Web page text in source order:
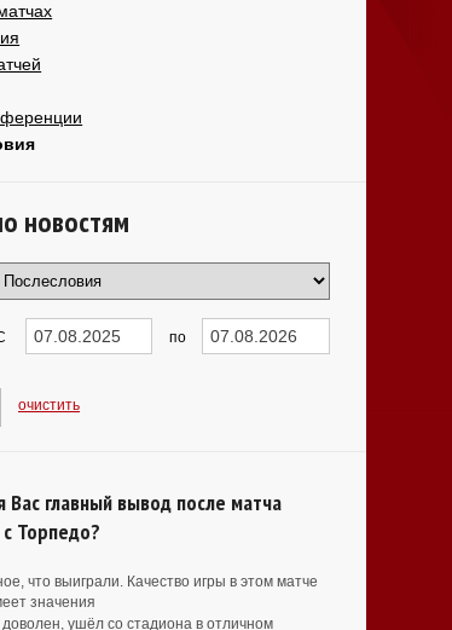
новостям
по
очистить
Вас главный вывод после матча
Торпедо?
что выиграли. Качество игры в этом матче
значения
ушёл со стадиона в отличном